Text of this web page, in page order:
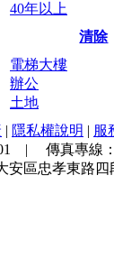
40年以上
清除
電梯大樓
辦公
土地
| 隱私權說明 | 服
| 傳真專線：
安區忠孝東路四